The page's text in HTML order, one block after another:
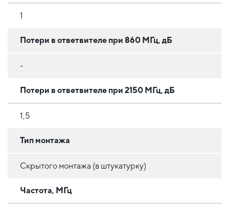
1
Потери в ответвителе при 860 МГц, дБ
-
Потери в ответвителе при 2150 МГц, дБ
1,5
Тип монтажа
Скрытого монтажа (в штукатурку)
Частота, МГц